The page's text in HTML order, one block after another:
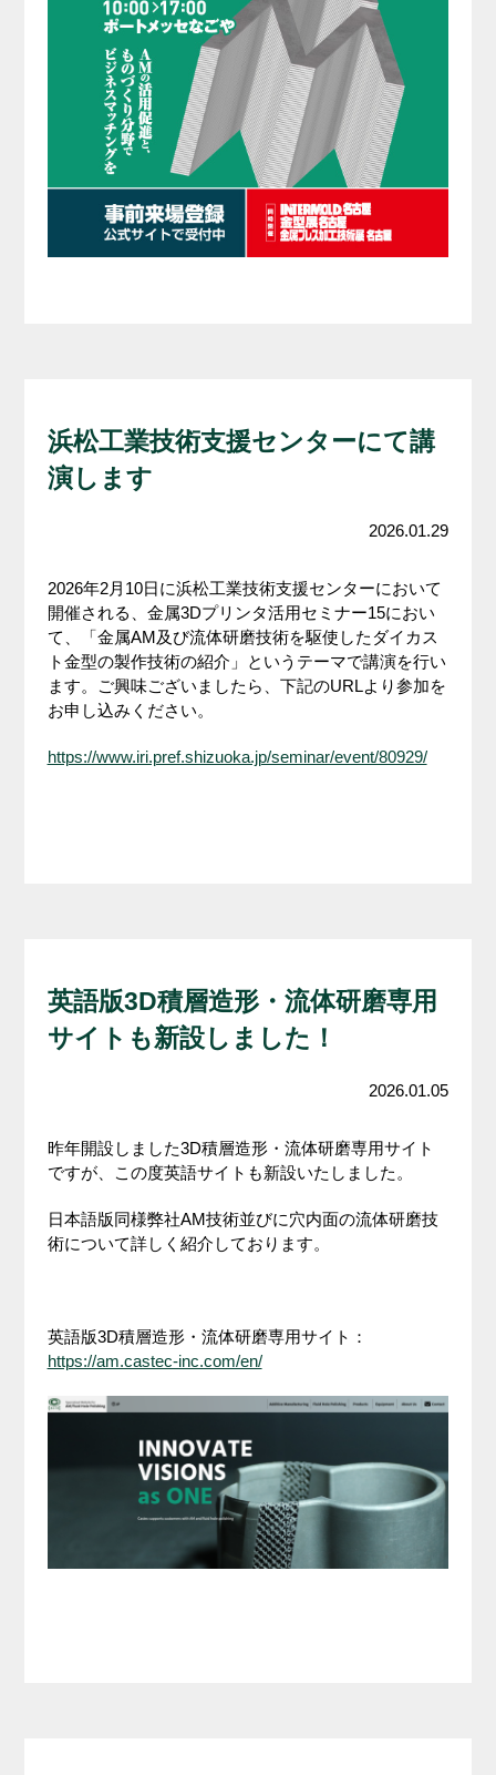
浜松工業技術支援センターにて講
演します
2026.01.29
2026年2月10日に浜松工業技術支援センターにおいて
開催される、金属3Dプリンタ活用セミナー15におい
て、「金属AM及び流体研磨技術を駆使したダイカス
ト金型の製作技術の紹介」というテーマで講演を行い
ます。ご興味ございましたら、下記のURLより参加を
お申し込みください。
https://www.iri.pref.shizuoka.jp/seminar/event/80929/
英語版3D積層造形・流体研磨専用
サイトも新設しました！
2026.01.05
昨年開設しました3D積層造形・流体研磨専用サイト
ですが、この度英語サイトも新設いたしました。
日本語版同様弊社AM技術並びに穴内面の流体研磨技
術について詳しく紹介しております。
英語版3D積層造形・流体研磨専用サイト：
https://am.castec-inc.com/en/